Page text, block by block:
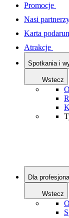
Promocje
Nasi
Karta
Atrakcje
Spotkania i
Wstecz
Dla
Wstecz